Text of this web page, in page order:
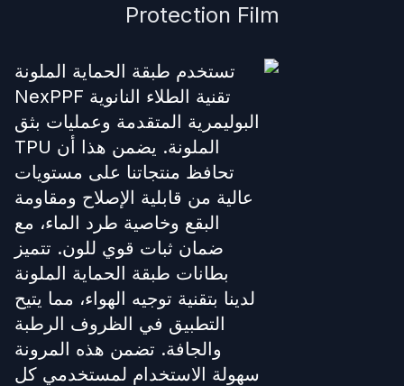
Protection Film
تستخدم طبقة الحماية الملونة
NexPPF تقنية الطلاء النانوية
البوليمرية المتقدمة وعمليات بثق
TPU الملونة. يضمن هذا أن
تحافظ منتجاتنا على مستويات
عالية من قابلية الإصلاح ومقاومة
البقع وخاصية طرد الماء، مع
ضمان ثبات قوي للون. تتميز
بطانات طبقة الحماية الملونة
لدينا بتقنية توجيه الهواء، مما يتيح
التطبيق في الظروف الرطبة
والجافة. تضمن هذه المرونة
سهولة الاستخدام لمستخدمي كل